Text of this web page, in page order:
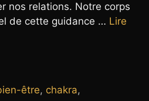
nos relations. Notre corps
de cette guidance … Lire
être, chakra,